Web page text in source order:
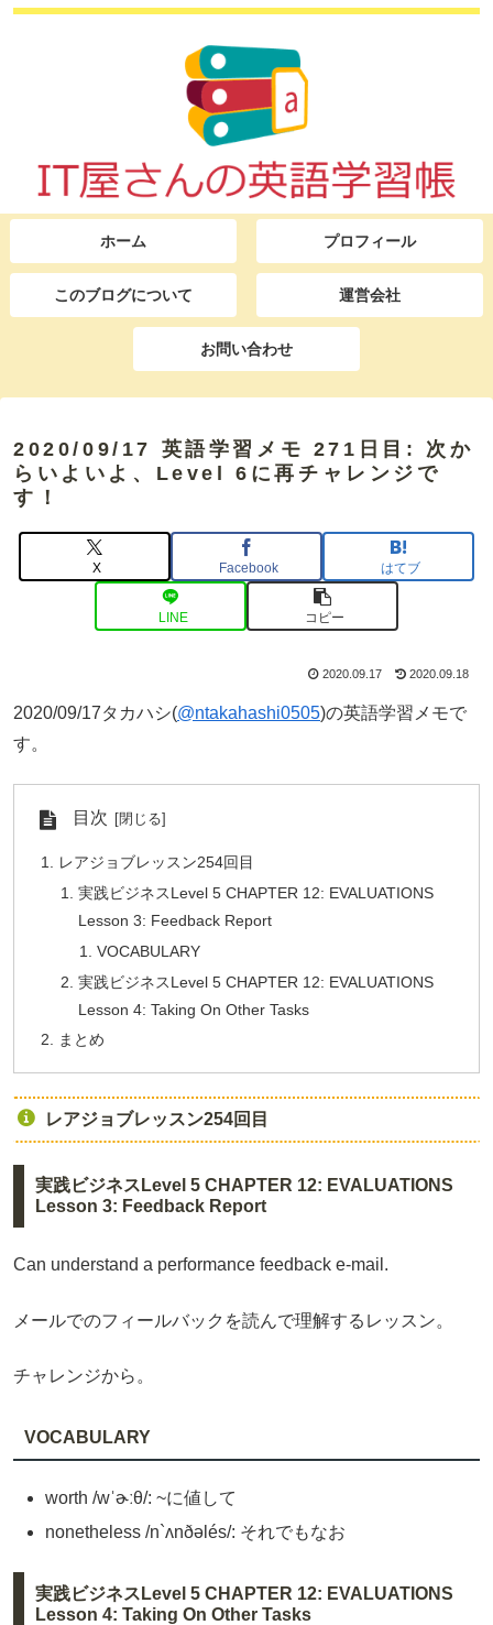
ホーム プロフィール
このブログについて 運営会社
お問い合わせ
2020/09/17 英語学習メモ 271日目: 次か
らいよいよ、Level 6に再チャレンジで
す！
X Facebook はてブ
LINE コピー
2020.09.17 2020.09.18
2020/09/17タカハシ(@ntakahashi0505)の英語学習メモで
す。
目次
レアジョブレッスン254回目
実践ビジネスLevel 5 CHAPTER 12: EVALUATIONS
Lesson 3: Feedback Report
VOCABULARY
実践ビジネスLevel 5 CHAPTER 12: EVALUATIONS
Lesson 4: Taking On Other Tasks
まとめ
レアジョブレッスン254回目
実践ビジネスLevel 5 CHAPTER 12: EVALUATIONS
Lesson 3: Feedback Report
Can understand a performance feedback e-mail.
メールでのフィールバックを読んで理解するレッスン。
チャレンジから。
VOCABULARY
worth /wˈɚːθ/: ~に値して
nonetheless /n`ʌnðəlés/: それでもなお
実践ビジネスLevel 5 CHAPTER 12: EVALUATIONS
Lesson 4: Taking On Other Tasks